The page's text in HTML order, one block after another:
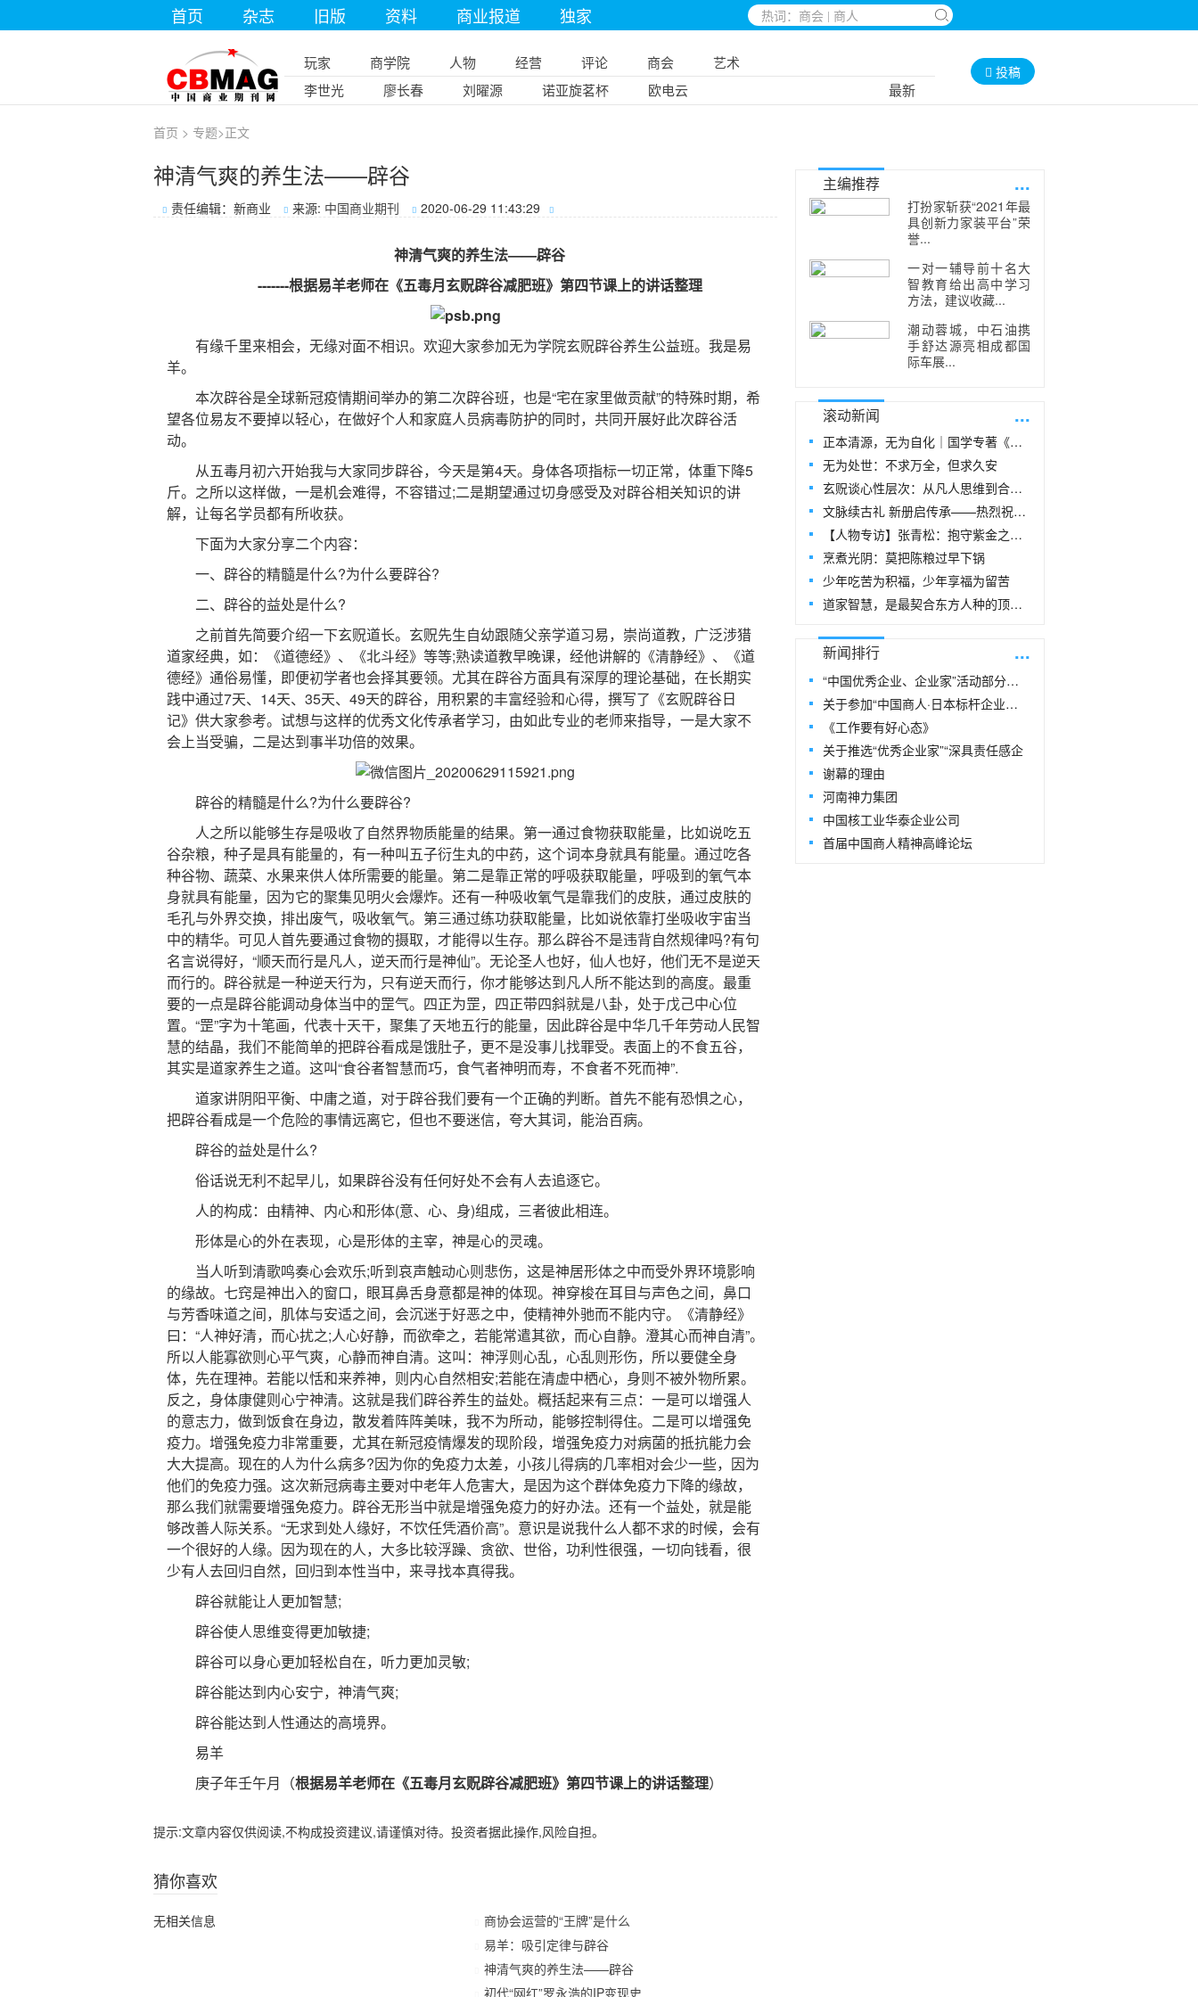
首页 杂志 旧版 资料 商业报道 独家
玩家 商学院 人物 经营 评论 商会
艺术
李世光
廖长春 刘曜源 诺亚旋茗杯 欧电云 最新
投稿
首页 > 专题>正文
神清气爽的养生法——辟谷
责任编辑：新商业 来源: 中国商业期刊 2020-06-29 11:43:29
神清气爽的养生法——辟谷
-------根据易羊老师在《五毒月玄贶辟谷减肥班》第四节课上的讲话整理
有缘千里来相会，无缘对面不相识。欢迎大家参加无为学院玄贶辟谷养生公益班。我是易
羊。
本次辟谷是全球新冠疫情期间举办的第二次辟谷班，也是“宅在家里做贡献”的特殊时期，希
望各位易友不要掉以轻心，在做好个人和家庭人员病毒防护的同时，共同开展好此次辟谷活
动。
从五毒月初六开始我与大家同步辟谷，今天是第4天。身体各项指标一切正常，体重下降5
斤。之所以这样做，一是机会难得，不容错过;二是期望通过切身感受及对辟谷相关知识的讲
解，让每名学员都有所收获。
下面为大家分享二个内容：
一、辟谷的精髓是什么?为什么要辟谷?
二、辟谷的益处是什么?
之前首先简要介绍一下玄贶道长。玄贶先生自幼跟随父亲学道习易，崇尚道教，广泛涉猎
道家经典，如：《道德经》、《北斗经》等等;熟读道教早晚课，经他讲解的《清静经》、《道
德经》通俗易懂，即便初学者也会择其要领。尤其在辟谷方面具有深厚的理论基础，在长期实
践中通过7天、14天、35天、49天的辟谷，用积累的丰富经验和心得，撰写了《玄贶辟谷日
记》供大家参考。试想与这样的优秀文化传承者学习，由如此专业的老师来指导，一是大家不
会上当受骗，二是达到事半功倍的效果。
辟谷的精髓是什么?为什么要辟谷?
人之所以能够生存是吸收了自然界物质能量的结果。第一通过食物获取能量，比如说吃五
谷杂粮，种子是具有能量的，有一种叫五子衍生丸的中药，这个词本身就具有能量。通过吃各
种谷物、蔬菜、水果来供人体所需要的能量。第二是靠正常的呼吸获取能量，呼吸到的氧气本
身就具有能量，因为它的聚集见明火会爆炸。还有一种吸收氧气是靠我们的皮肤，通过皮肤的
毛孔与外界交换，排出废气，吸收氧气。第三通过练功获取能量，比如说依靠打坐吸收宇宙当
中的精华。可见人首先要通过食物的摄取，才能得以生存。那么辟谷不是违背自然规律吗?有句
名言说得好，“顺天而行是凡人，逆天而行是神仙”。无论圣人也好，仙人也好，他们无不是逆天
而行的。辟谷就是一种逆天行为，只有逆天而行，你才能够达到凡人所不能达到的高度。最重
要的一点是辟谷能调动身体当中的罡气。四正为罡，四正带四斜就是八卦，处于戊己中心位
置。“罡”字为十笔画，代表十天干，聚集了天地五行的能量，因此辟谷是中华几千年劳动人民智
慧的结晶，我们不能简单的把辟谷看成是饿肚子，更不是没事儿找罪受。表面上的不食五谷，
其实是道家养生之道。这叫“食谷者智慧而巧，食气者神明而寿，不食者不死而神”.
道家讲阴阳平衡、中庸之道，对于辟谷我们要有一个正确的判断。首先不能有恐惧之心，
把辟谷看成是一个危险的事情远离它，但也不要迷信，夸大其词，能治百病。
辟谷的益处是什么?
俗话说无利不起早儿，如果辟谷没有任何好处不会有人去追逐它。
人的构成：由精神、内心和形体(意、心、身)组成，三者彼此相连。
形体是心的外在表现，心是形体的主宰，神是心的灵魂。
当人听到清歌鸣奏心会欢乐;听到哀声触动心则悲伤，这是神居形体之中而受外界环境影响
的缘故。七窍是神出入的窗口，眼耳鼻舌身意都是神的体现。神穿梭在耳目与声色之间，鼻口
与芳香味道之间，肌体与安适之间，会沉迷于好恶之中，使精神外驰而不能内守。《清静经》
曰：“人神好清，而心扰之;人心好静，而欲牵之，若能常遣其欲，而心自静。澄其心而神自清”。
所以人能寡欲则心平气爽，心静而神自清。这叫：神浮则心乱，心乱则形伤，所以要健全身
体，先在理神。若能以恬和来养神，则内心自然相安;若能在清虚中栖心，身则不被外物所累。
反之，身体康健则心宁神清。这就是我们辟谷养生的益处。概括起来有三点：一是可以增强人
的意志力，做到饭食在身边，散发着阵阵美味，我不为所动，能够控制得住。二是可以增强免
疫力。增强免疫力非常重要，尤其在新冠疫情爆发的现阶段，增强免疫力对病菌的抵抗能力会
大大提高。现在的人为什么病多?因为你的免疫力太差，小孩儿得病的几率相对会少一些，因为
他们的免疫力强。这次新冠病毒主要对中老年人危害大，是因为这个群体免疫力下降的缘故，
那么我们就需要增强免疫力。辟谷无形当中就是增强免疫力的好办法。还有一个益处，就是能
够改善人际关系。“无求到处人缘好，不饮任凭酒价高”。意识是说我什么人都不求的时候，会有
一个很好的人缘。因为现在的人，大多比较浮躁、贪欲、世俗，功利性很强，一切向钱看，很
少有人去回归自然，回归到本性当中，来寻找本真得我。
辟谷就能让人更加智慧;
辟谷使人思维变得更加敏捷;
辟谷可以身心更加轻松自在，听力更加灵敏;
辟谷能达到内心安宁，神清气爽;
辟谷能达到人性通达的高境界。
易羊
庚子年壬午月（根据易羊老师在《五毒月玄贶辟谷减肥班》第四节课上的讲话整理）
提示:文章内容仅供阅读,不构成投资建议,请谨慎对待。投资者据此操作,风险自担。
猜你喜欢
无相关信息
商协会运营的“王牌”是什么
易羊：吸引定律与辟谷
神清气爽的养生法——辟谷
初代“网红”罗永浩的IP变现史
主编推荐 ...
打扮家斩获“2021年最
具创新力家装平台”荣
誉...
一对一辅导前十名大
智教育给出高中学习
方法，建议收藏...
潮动蓉城，中石油携
手舒达源亮相成都国
际车展...
滚动新闻 ...
正本清源，无为自化｜国学专著《玄贶思想》
无为处世：不求万全，但求久安
玄贶谈心性层次：从凡人思维到合道思维
文脉续古礼 新册启传承——热烈祝贺玄
【人物专访】张青松：抱守紫金之阳，在周易
烹煮光阴：莫把陈粮过早下锅
少年吃苦为积福，少年享福为留苦
道家智慧，是最契合东方人种的顶级生命指
新闻排行 ...
“中国优秀企业、企业家”活动部分风采
关于参加“中国商人·日本标杆企业研修
《工作要有好心态》
关于推选“优秀企业家”“深具责任感企
谢幕的理由
河南神力集团
中国核工业华泰企业公司
首届中国商人精神高峰论坛